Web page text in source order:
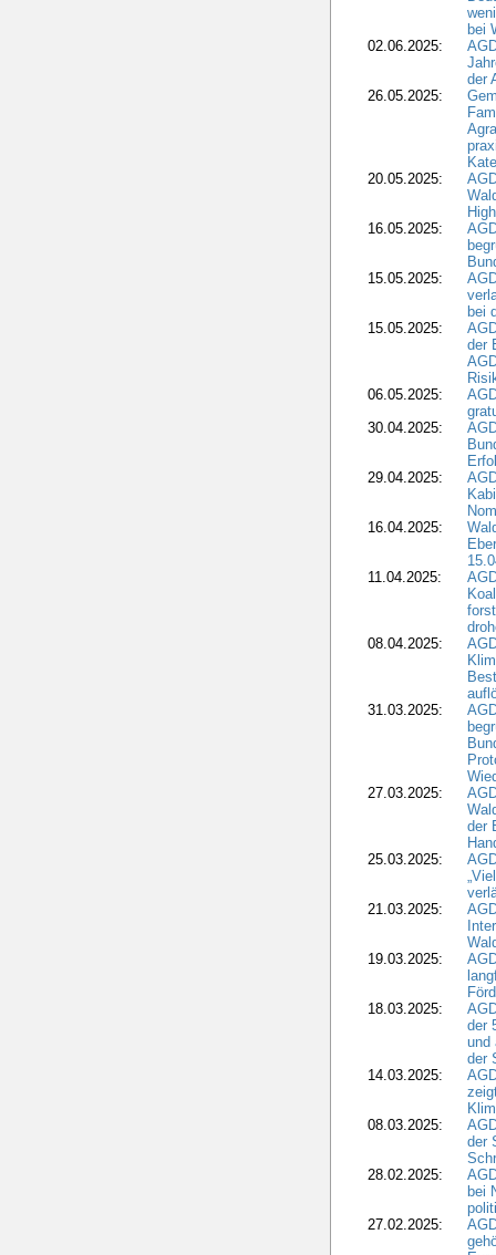
bei
02.06.2025:
der
26.05.2025:
20.05.2025:
16.05.2025:
15.05.2025:
bei
15.05.2025:
der
06.05.2025:
30.04.2025:
29.04.2025:
16.04.2025:
11.04.2025:
08.04.2025:
31.03.2025:
27.03.2025:
der
25.03.2025:
21.03.2025:
19.03.2025:
18.03.2025:
der
und
der
14.03.2025:
08.03.2025:
der
28.02.2025:
bei
27.02.2025: